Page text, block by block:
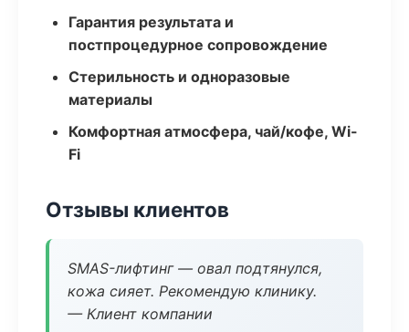
Гарантия результата и
постпроцедурное сопровождение
Стерильность и одноразовые
материалы
Комфортная атмосфера, чай/кофе, Wi-
Fi
Отзывы клиентов
SMAS-лифтинг — овал подтянулся,
кожа сияет. Рекомендую клинику.
— Клиент компании